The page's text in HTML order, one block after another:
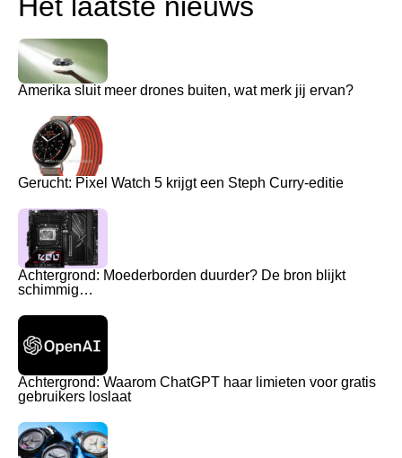
Amerika sluit meer drones buiten, wat merk jij ervan?
Gerucht: Pixel Watch 5 krijgt een Steph Curry-editie
Achtergrond: Moederborden duurder? De bron blijkt
schimmig…
Achtergrond: Waarom ChatGPT haar limieten voor gratis
gebruikers loslaat